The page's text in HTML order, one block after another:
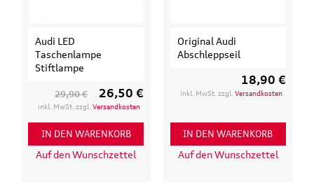
Audi LED
Taschenlampe
Stiftlampe
29,90 € 26,50 €
inkl. MwSt. zzgl.Versandkosten
IN DEN WARENKORB
Auf den Wunschzettel
Original Audi
Abschleppseil
18,90 €
inkl. MwSt. zzgl. Versandkosten
IN DEN WARENKORB
Auf den Wunschzettel